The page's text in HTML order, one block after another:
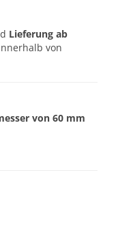
Lieferung ab
von
von 60 mm